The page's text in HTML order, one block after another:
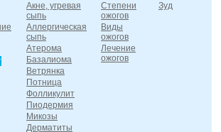
Акне, угревая
сыпь
Аллергическая
сыпь
Атерома
Базалиома
Ветрянка
Потница
Фолликулит
Пиодермия
Микозы
Дерматиты
Степени
ожогов
Виды
ожогов
Лечение
ожогов
Зуд